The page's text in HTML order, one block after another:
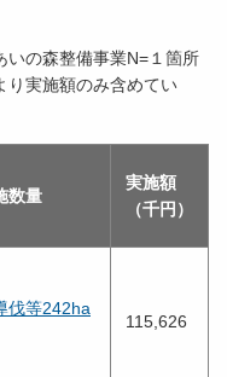
いの森整備事業N=１箇所
り実施額のみ含めてい
数量
実施額
（千円）
伐等242ha
115,626